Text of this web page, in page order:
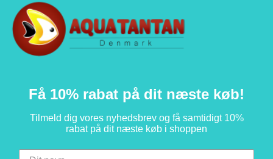
Få 10% rabat på dit næste køb!
Tilmeld dig vores nyhedsbrev og få samtidigt 10%
rabat på dit næste køb i shoppen